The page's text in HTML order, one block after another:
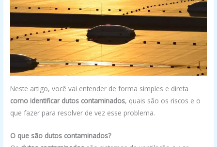
Neste artigo, você vai entender de forma simples e direta
como identificar dutos contaminados, quais são os riscos e o
que fazer para resolver de vez esse problema.
O que são dutos contaminados?